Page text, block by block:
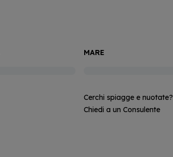
MARE
Cerchi spiagge e nuotate?
Chiedi a un Consulente